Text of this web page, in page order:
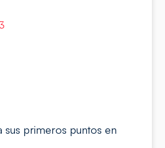
sus primeros puntos en